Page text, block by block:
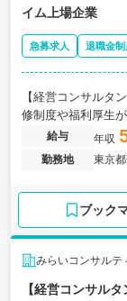
イム上場企業
急募求人 退職金制
【経営コンサルタ
修制度や福利厚生
給与 年収
勤務地
東京
ブック
みらいコンサルテ
【経営コンサル